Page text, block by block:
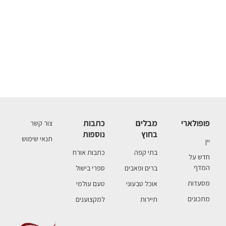
פופולארי
יין
חדש על
המדף
מסעדות
מתכונים
מבלים
בחוץ
בתי קפה
ברים ופאבים
אוכל טבעוני
תיירות
כתבות
נוספות
כתבות אורח
ספרי בישול
טעם עולמי
למקצוענים
צור קשר
תנאי שימוש